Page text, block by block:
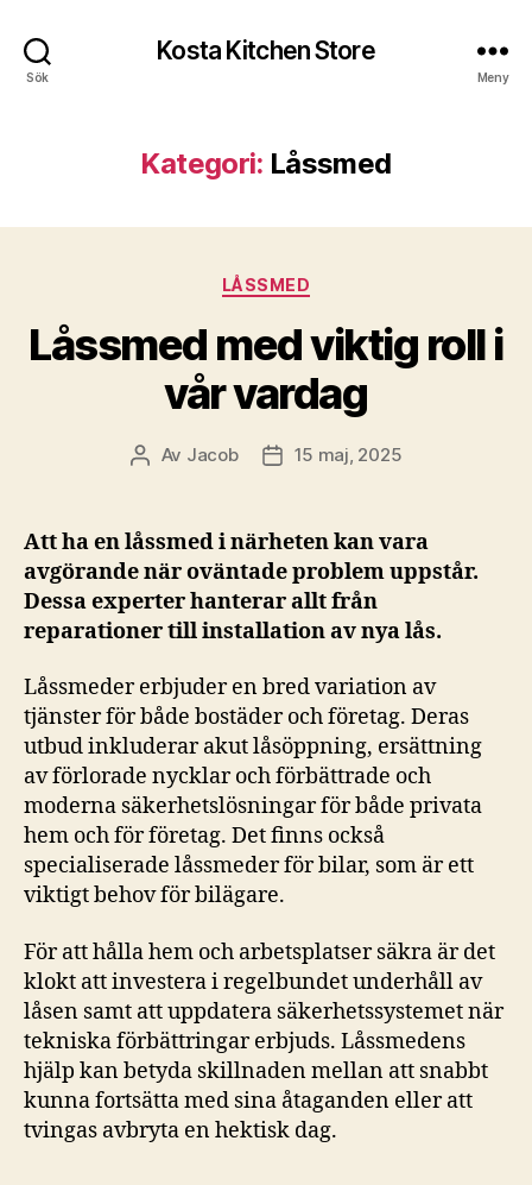
Sök
Kosta Kitchen Store
Meny
Kategori: Låssmed
Kategorier
LÅSSMED
Låssmed med viktig roll i
vår vardag
Inläggsförfattare
Av Jacob Inläggsdatum
15 maj, 2025
Att ha en låssmed i närheten kan vara
avgörande när oväntade problem uppstår.
Dessa experter hanterar allt från
reparationer till installation av nya lås.
Låssmeder erbjuder en bred variation av
tjänster för både bostäder och företag. Deras
utbud inkluderar akut låsöppning, ersättning
av förlorade nycklar och förbättrade och
moderna säkerhetslösningar för både privata
hem och för företag. Det finns också
specialiserade låssmeder för bilar, som är ett
viktigt behov för bilägare.
För att hålla hem och arbetsplatser säkra är det
klokt att investera i regelbundet underhåll av
låsen samt att uppdatera säkerhetssystemet när
tekniska förbättringar erbjuds. Låssmedens
hjälp kan betyda skillnaden mellan att snabbt
kunna fortsätta med sina åtaganden eller att
tvingas avbryta en hektisk dag.